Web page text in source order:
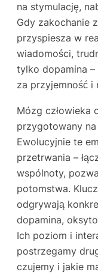
na stymulację,
Gdy zakochanie
przyspiesza w
wiadomości,
tylko dopamina
za przyjemność i
Mózg człowieka
przygotowany na
Ewolucyjnie te
przetrwania –
wspólnoty,
potomstwa.
odgrywają
dopamina,
Ich poziom i
postrzegamy
czujemy i jakie